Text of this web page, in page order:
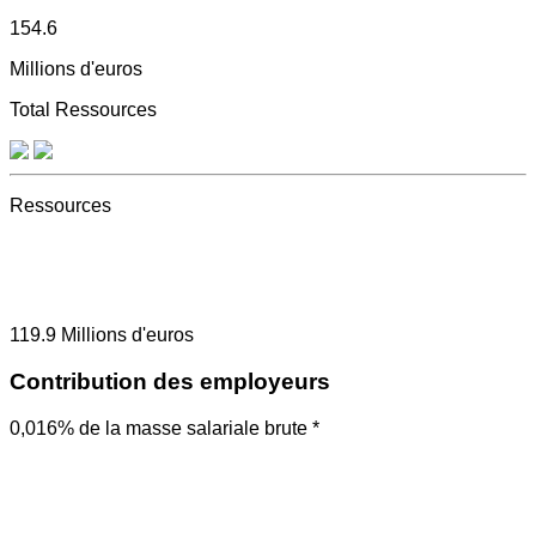
154.6
Millions d'euros
Total Ressources
Ressources
119.9 Millions d'euros
Contribution des employeurs
0,016% de la masse salariale brute *